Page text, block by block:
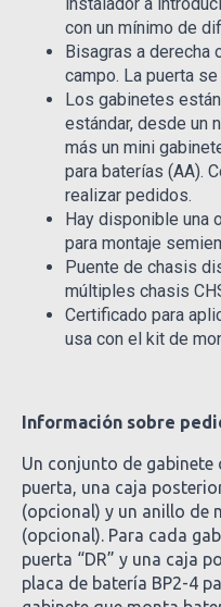
con un mínimo de
Bisagras a derecha
campo. La puerta se
Los gabinetes
estándar, desde un
más un mini
para baterías (AA).
realizar pedidos.
Hay disponible una
para montaje
Puente de chasis
múltiples chasis
Certificado para
usa con el kit de
Información sobre
Un conjunto de
puerta, una caja
(opcional) y un anillo de
(opcional). Para cada
puerta “DR” y una caja
placa de batería BP2-4